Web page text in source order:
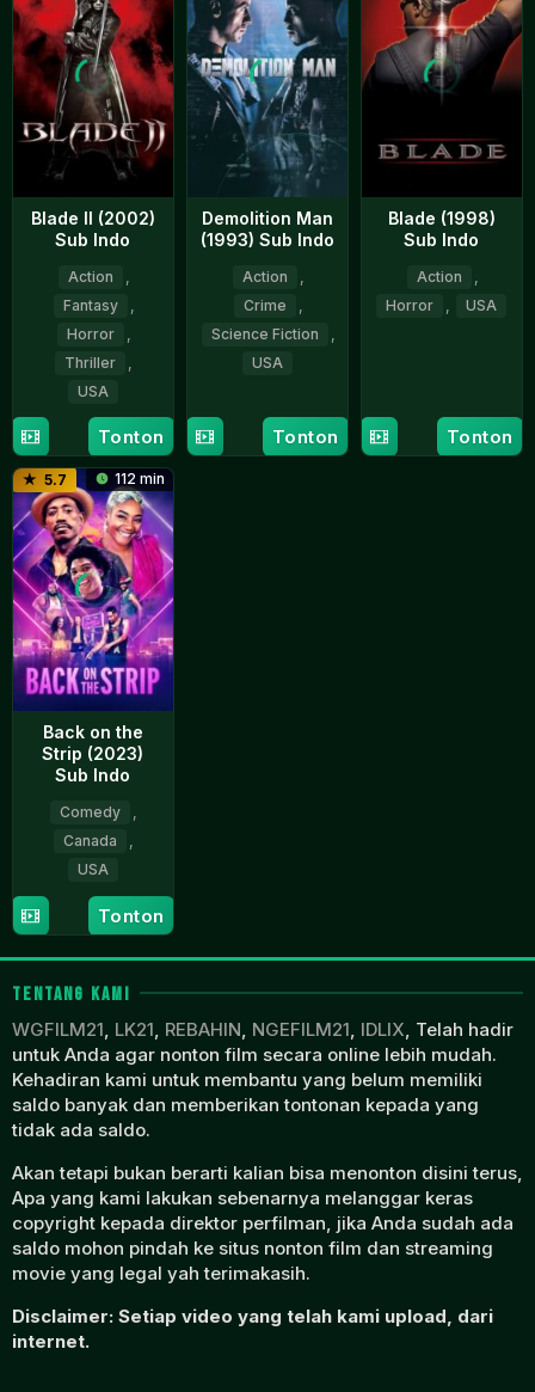
Blade II (2002)
Sub Indo
Action
Fantasy
Horror
Thriller
USA
22
Mar
2002
Guillermo
del
Toro
Tonton
Demolition Man
(1993) Sub Indo
Action
Crime
Science Fiction
USA
Oct
1993
Brambilla
Tonton
Blade (1998)
Sub Indo
Action
Horror
USA
Tonton
5.7 112 min
Back on the
Strip (2023)
Sub Indo
Comedy
Canada
USA
17
Aug
2023
Chris
Spencer
Tonton
TENTANG KAMI
WGFILM21, LK21, REBAHIN, NGEFILM21, IDLIX, Telah hadir
untuk Anda agar nonton film secara online lebih mudah.
Kehadiran kami untuk membantu yang belum memiliki
saldo banyak dan memberikan tontonan kepada yang
tidak ada saldo.
Akan tetapi bukan berarti kalian bisa menonton disini terus,
Apa yang kami lakukan sebenarnya melanggar keras
copyright kepada direktor perfilman, jika Anda sudah ada
saldo mohon pindah ke situs nonton film dan streaming
movie yang legal yah terimakasih.
Disclaimer: Setiap video yang telah kami upload, dari
internet.